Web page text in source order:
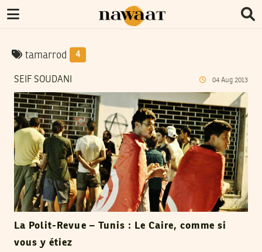
tamarrod 4
SEIF SOUDANI 04 Aug 2013
La Polit-Revue – Tunis : Le Caire, comme si
vous y étiez